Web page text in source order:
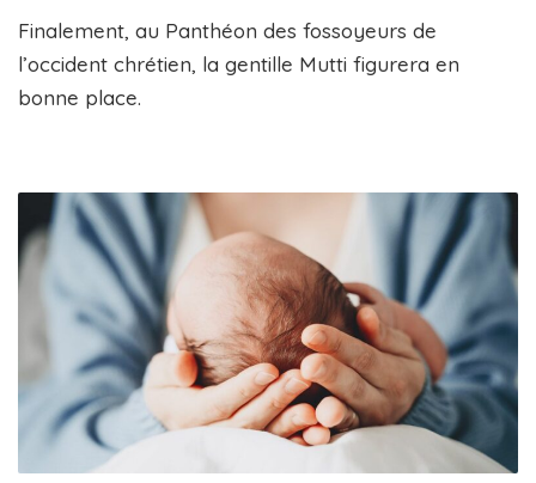
Finalement, au Panthéon des fossoyeurs de
l’occident chrétien, la gentille Mutti figurera en
bonne place.